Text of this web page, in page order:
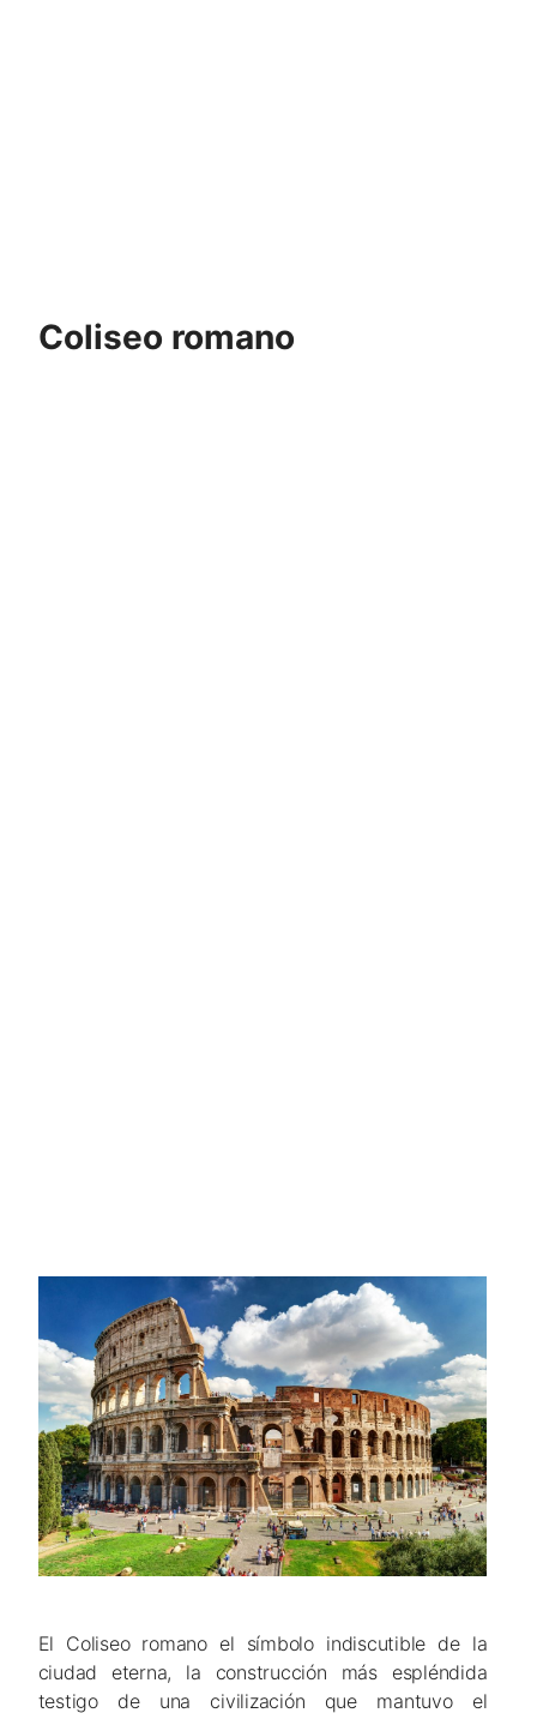
Coliseo romano
El Coliseo romano el símbolo indiscutible de la
ciudad eterna, la construcción más espléndida
testigo de una civilización que mantuvo el